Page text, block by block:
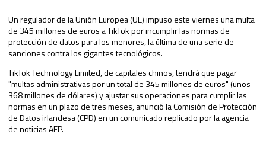
Un regulador de la Unión Europea (UE) impuso este viernes una multa
de 345 millones de euros a TikTok por incumplir las normas de
protección de datos para los menores, la última de una serie de
sanciones contra los gigantes tecnológicos.
TikTok Technology Limited, de capitales chinos, tendrá que pagar
"multas administrativas por un total de 345 millones de euros" (unos
368 millones de dólares) y ajustar sus operaciones para cumplir las
normas en un plazo de tres meses, anunció la Comisión de Protección
de Datos irlandesa (CPD) en un comunicado replicado por la agencia
de noticias AFP.